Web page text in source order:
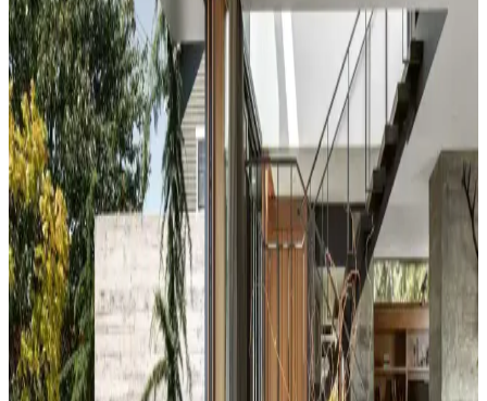
Duvar Rengiyle Uyumlu Perde Seçimi: Yeşil,
Turuncu ve Kahverenginin Mekâna Etkisi
Duvar rengine uyumlu perde seçimi, mekânın atmosferini belirler.
Yeşil tonlar doğal sakinlik sunarken, turuncu ve kahverengi sıcaklık
katar. Kalın keten ve karartma perdeler ışık kontrolünde avantaj
sağlar.
Yatak Odası Duvar Rengi Seçiminde Işık ve
Tonların Önemi ve Etkileri
Yatak odası duvar renginin seçimi, ışık koşulları, zemin ve pencere
yerleşimi gibi faktörlerle uyumlu olmalıdır. Sıcak-soğuk kahverengi
ve yeşil tonları farklı atmosferler yaratır. Renk örnekleri farklı ışık
koşullarında test edilmelidir.
Kahvaltı Köşeleri İçin Sandalye Seçenekleri ve
Dekorasyon İpuçları